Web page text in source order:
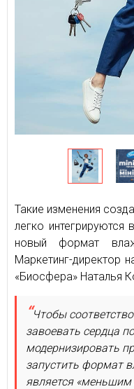
Такие изменения
легко
новый формат
Маркетинг-директор
«Биосфера» Наталья
Чтобы
завоевать сердца
модернизировать
запустить формат
является